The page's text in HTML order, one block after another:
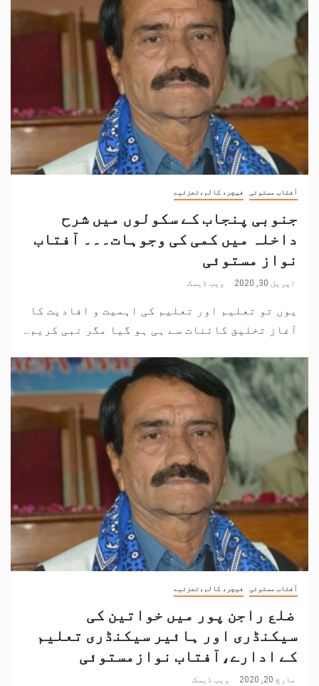
آفتاب مستوئی فیچر، کالم،تجزئیے
جنوبی پنجاب کے سکولوں میں شرح
داخلہ میں کمی کی وجوہات۔۔۔ آفتاب
نواز مستوئی
اپریل 30, 2020 ویب ڈیسک
یوں تو تعلیم اور تعلیم کی اہمیت و افادیت کا
آغاز تخلیق کائنات سے ہی ہو گیا مگر نبی کریم...
آفتاب مستوئی فیچر، کالم،تجزئیے
ضلع راجن پور میں خواتین کی
سیکنڈری اور ہائیر سیکنڈری تعلیم
کے ادارے،آفتاب نوازمستوئی
مارچ 20, 2020 ویب ڈیسک